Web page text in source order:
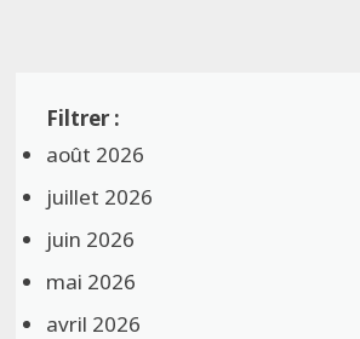
août 2026
juillet 2026
juin 2026
mai 2026
avril 2026